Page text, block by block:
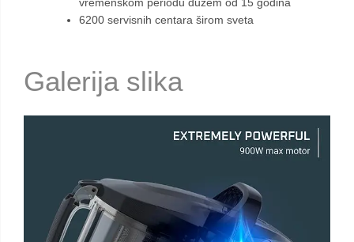
6200 servisnih centara širom sveta
Galerija slika